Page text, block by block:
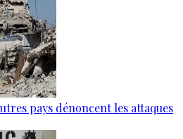
pays dénoncent les attaques